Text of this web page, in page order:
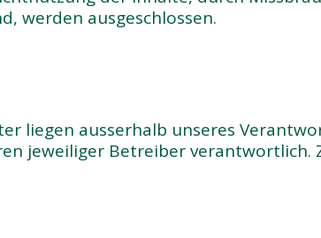
werden ausgeschlossen.
liegen ausserhalb unseres
jeweiliger Betreiber